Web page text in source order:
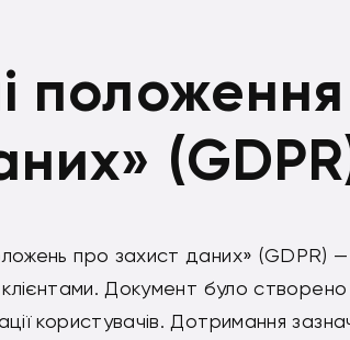
про захист даних» (GDPR) —
Документ було
користувачів. Дотримання